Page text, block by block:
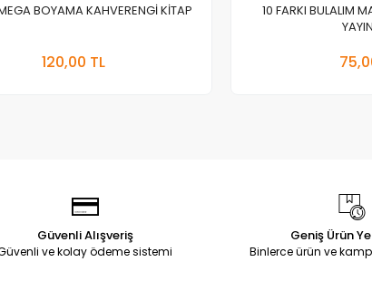
BOYAMA KAHVERENGİ KİTAP
120,00 TL
10 FARKI BULALIM
Güvenli Alışveriş
ve kolay ödeme sistemi
Geniş Ürün
Binlerce ürün ve